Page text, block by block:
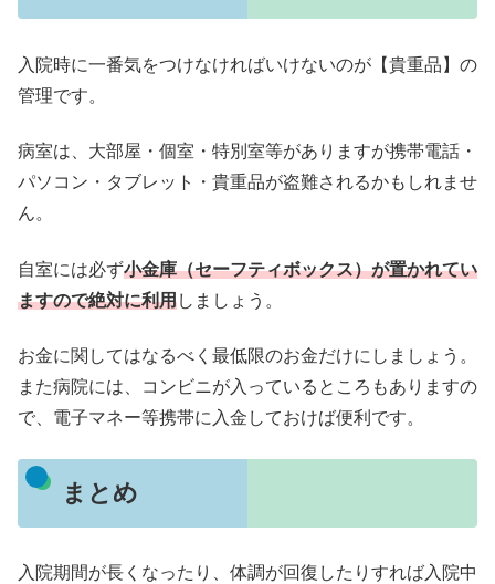
入院時に一番気をつけなければいけないのが【貴重品】の
管理です。
病室は、大部屋・個室・特別室等がありますが携帯電話・
パソコン・タブレット・貴重品が盗難されるかもしれませ
ん。
自室には必ず小金庫（セーフティボックス）が置かれてい
ますので絶対に利用しましょう。
お金に関してはなるべく最低限のお金だけにしましょう。
また病院には、コンビニが入っているところもありますの
で、電子マネー等携帯に入金しておけば便利です。
まとめ
入院期間が長くなったり、体調が回復したりすれば入院中